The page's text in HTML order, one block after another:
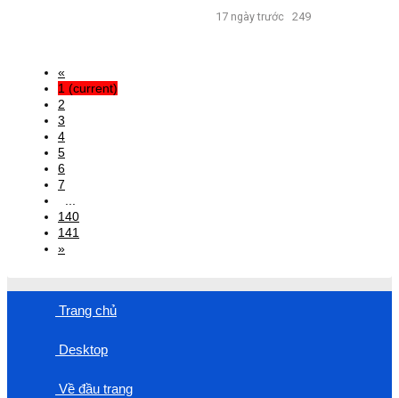
17 ngày trước 249
«
1 (current)
2
3
4
5
6
7
140
141
»
Trang chủ
Desktop
Về đầu trang